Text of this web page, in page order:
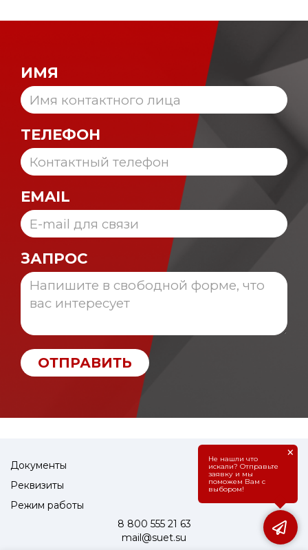
ИМЯ
ТЕЛЕФОН
EMAIL
ЗАПРОС
ОТПРАВИТЬ
Документы
Реквизиты
Режим работы
8 800 555 21 63
mail@suet.su
Не нашли что
искали? Отправьте
заявку и мы
поможем Вам с
выбором!
×